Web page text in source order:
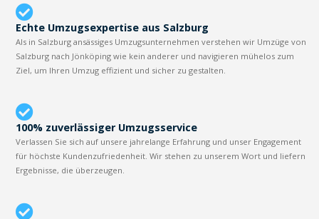
Echte Umzugsexpertise aus Salzburg
Als in Salzburg ansässiges Umzugsunternehmen verstehen wir Umzüge von
Salzburg nach Jönköping wie kein anderer und navigieren mühelos zum
Ziel, um Ihren Umzug effizient und sicher zu gestalten.
100% zuverlässiger Umzugsservice
Verlassen Sie sich auf unsere jahrelange Erfahrung und unser Engagement
für höchste Kundenzufriedenheit. Wir stehen zu unserem Wort und liefern
Ergebnisse, die überzeugen.